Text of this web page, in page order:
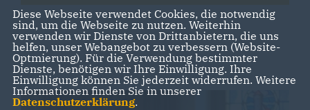
Diese Webseite verwendet Cookies, die notwendig
sind, um die Webseite zu nutzen. Weiterhin
verwenden wir Dienste von Drittanbietern, die uns
helfen, unser Webangebot zu verbessern (Website-
Optmierung). Für die Verwendung bestimmter
Dienste, benötigen wir Ihre Einwilligung. Ihre
Einwilligung können Sie jederzeit widerrufen. Weitere
Informationen finden Sie in unserer
Datenschutzerklärung.